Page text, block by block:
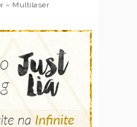
– Multilaser